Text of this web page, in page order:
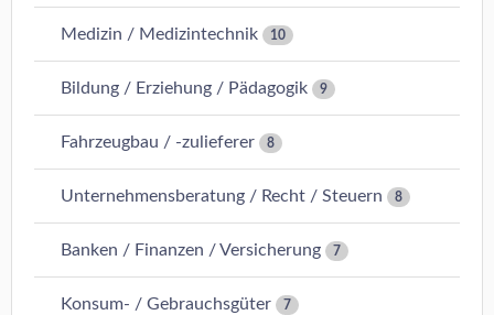
Medizin / Medizintechnik 10
Bildung / Erziehung / Pädagogik 9
Fahrzeugbau / -zulieferer 8
Unternehmensberatung / Recht / Steuern 8
Banken / Finanzen / Versicherung 7
Konsum- / Gebrauchsgüter 7